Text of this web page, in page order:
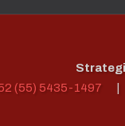
(55) 5435-1497